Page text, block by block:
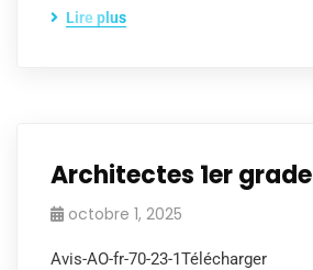
Lire plus
Architectes 1er grade
octobre 1, 2025
Avis-AO-fr-70-23-1Télécharger